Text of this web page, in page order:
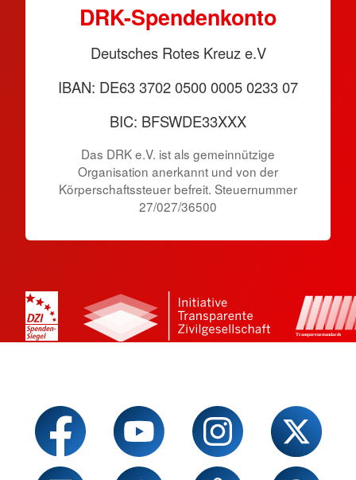
DRK-Spendenkonto
Deutsches Rotes Kreuz e.V
IBAN: DE63 3702 0500 0005 0233 07
BIC: BFSWDE33XXX
Das DRK e.V. ist als gemeinnützige
Organisation anerkannt und von der
Körperschaftssteuer befreit. Steuernummer
27/027/36500